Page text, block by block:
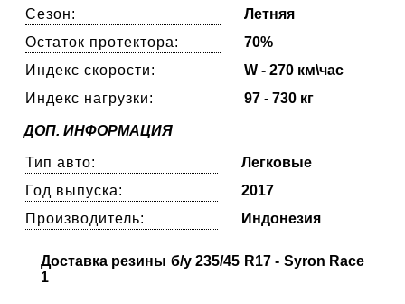
Сезон:
Летняя
Остаток протектора:
70%
Индекс скорости:
W - 270 км\час
Индекс нагрузки:
97 - 730 кг
ДОП. ИНФОРМАЦИЯ
Тип авто:
Легковые
Год выпуска:
2017
Производитель:
Индонезия
Доставка резины б/у 235/45 R17 - Syron Race
1